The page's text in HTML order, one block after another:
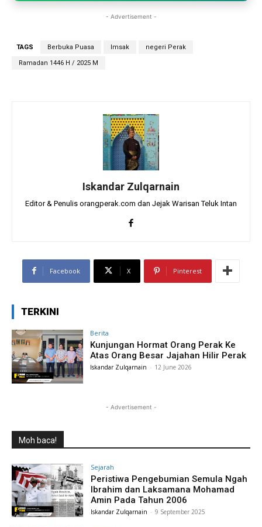
- Advertisement -
TAGS Berbuka Puasa Imsak negeri Perak
Ramadan 1446 H / 2025 M
Iskandar Zulqarnain
Editor & Penulis orangperak.com dan Jejak Warisan Teluk Intan
Facebook X Pinterest
TERKINI
Berita
Kunjungan Hormat Orang Perak Ke
Atas Orang Besar Jajahan Hilir Perak
Iskandar Zulqarnain - 12 June 2026
- Advertisement -
Moh baca!
Sejarah
Peristiwa Pengebumian Semula Ngah
Ibrahim dan Laksamana Mohamad
Amin Pada Tahun 2006
Iskandar Zulqarnain - 9 September 2025